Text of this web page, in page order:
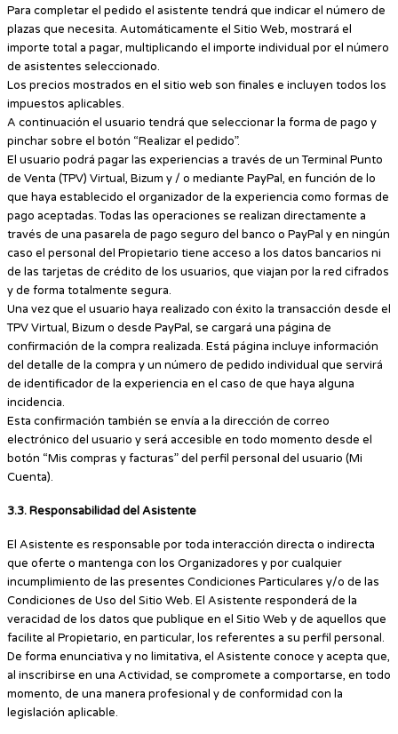
Para completar el pedido el asistente tendrá que indicar el número de
plazas que necesita. Automáticamente el Sitio Web, mostrará el
importe total a pagar, multiplicando el importe individual por el número
de asistentes seleccionado.
Los precios mostrados en el sitio web son finales e incluyen todos los
impuestos aplicables.
A continuación el usuario tendrá que seleccionar la forma de pago y
pinchar sobre el botón “Realizar el pedido”.
El usuario podrá pagar las experiencias a través de un Terminal Punto
de Venta (TPV) Virtual, Bizum y / o mediante PayPal, en función de lo
que haya establecido el organizador de la experiencia como formas de
pago aceptadas. Todas las operaciones se realizan directamente a
través de una pasarela de pago seguro del banco o PayPal y en ningún
caso el personal del Propietario tiene acceso a los datos bancarios ni
de las tarjetas de crédito de los usuarios, que viajan por la red cifrados
y de forma totalmente segura.
Una vez que el usuario haya realizado con éxito la transacción desde el
TPV Virtual, Bizum o desde PayPal, se cargará una página de
confirmación de la compra realizada. Está página incluye información
del detalle de la compra y un número de pedido individual que servirá
de identificador de la experiencia en el caso de que haya alguna
incidencia.
Esta confirmación también se envía a la dirección de correo
electrónico del usuario y será accesible en todo momento desde el
botón “Mis compras y facturas” del perfil personal del usuario (Mi
Cuenta).
3.3. Responsabilidad del Asistente
El Asistente es responsable por toda interacción directa o indirecta
que oferte o mantenga con los Organizadores y por cualquier
incumplimiento de las presentes Condiciones Particulares y/o de las
Condiciones de Uso del Sitio Web. El Asistente responderá de la
veracidad de los datos que publique en el Sitio Web y de aquellos que
facilite al Propietario, en particular, los referentes a su perfil personal.
De forma enunciativa y no limitativa, el Asistente conoce y acepta que,
al inscribirse en una Actividad, se compromete a comportarse, en todo
momento, de una manera profesional y de conformidad con la
legislación aplicable.